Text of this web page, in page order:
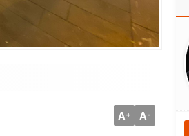
A+ A-